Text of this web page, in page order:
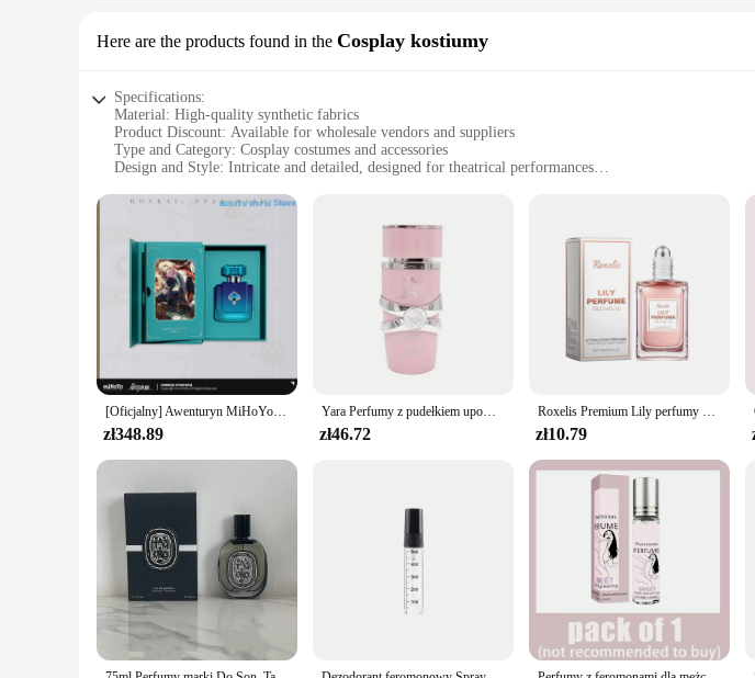
Here are the products found in the Cosplay kostiumy
Specifications:
Material: High-quality synthetic fabrics
Product Discount: Available for wholesale vendors and suppliers
Type and Category: Cosplay costumes and accessories
Design and Style: Intricate and detailed, designed for theatrical performances
Typical Adaptive Scenario: Versatile for various characters and settings
Features:
**Immersive Cosplay Experience**
Step into the world of fantasy with our meticulously crafted perfum fragranc Cosplay kostiumy.
high-quality synthetic fabrics ensure that you can embody your chosen character with confidence
character, our costumes are designed to bring your vision to life.
Our costumes are not just for a single event; they are built to withstand the rigors of multiple
cosplay events, ensuring that your investment is well worth it. The costumes are also available in a
build, you can find the right costume to embody your character.
Our perfum fragranc Cosplay kostiumy are not just for personal use; they are also available for
cosplay offerings or for businesses that cater to cosplay enthusiasts. With competitive pricing and a
offer a diverse range of cosplay options to their customers.
[Oficjalny] Awenturyn MiHoYo Oryginalny Honkai Star Rail Firefly Galaxy Seria zapachów Perfumy Argenti Jingliu Prezenty
zł348.89
Yara Perfumy z pudełkiem upominkowym 100 ml (3,4 uncji) Luksusowa marka Trwały zapach Perfumy damskie w sprayu Zapach kwiatowy Woda perfumowana Kolonia
zł46.72
Roxelis Premium Lily perfumy damskie perfumy z feromonami zapach damski naturalny świeży zapach urok perfumy kulka 0,51 uncji
zł10.79